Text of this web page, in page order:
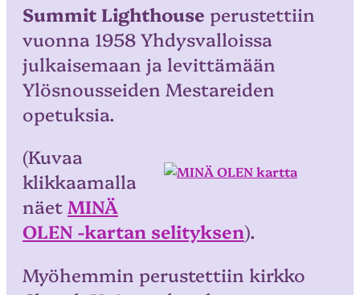
Summit Lighthouse perustettiin
vuonna 1958 Yhdysvalloissa
julkaisemaan ja levittämään
Ylösnousseiden Mestareiden
opetuksia.
(Kuvaa
klikkaamalla
näetMINÄ
OLEN -kartan selityksen).
Myöhemmin perustettiin kirkko